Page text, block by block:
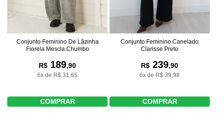
Conjunto Feminino De Lãzinha
Fiorela Mescla Chumbo
R$ 189,90
6x de R$ 31,65
COMPRAR
Conjunto Feminino Canelado
Clarisse Preto
R$ 239,90
6x de R$ 39,98
COMPRAR